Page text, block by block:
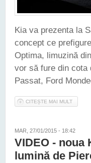
Kia va prezenta la
concept ce
Optima, limuzină
vor să fure din cota
Passat, Ford
CITEȘTE MAI MULT
MAR, 27/01/2015 - 18:42
VIDEO - noua
lumină de